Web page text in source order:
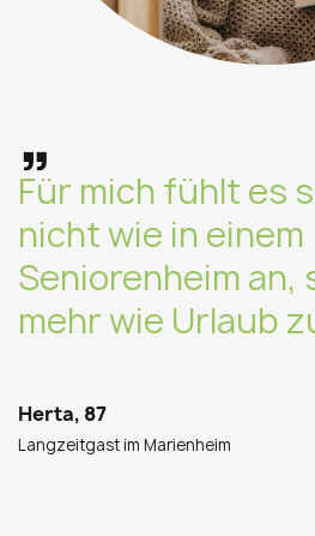
„
Für mich fühlt es
nicht wie in einem
Seniorenheim an,
mehr wie Urlaub
Herta, 87
Langzeitgast im Marienheim